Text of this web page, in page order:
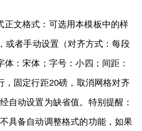
正文格式：可选用本模板中的样
或者手动设置（对齐方式：每段
：宋体；字号：小四；间距：
，固定行距20磅，取消网格对齐
自动设置为缺省值。特别提醒：
具备自动调整格式的功能，如果